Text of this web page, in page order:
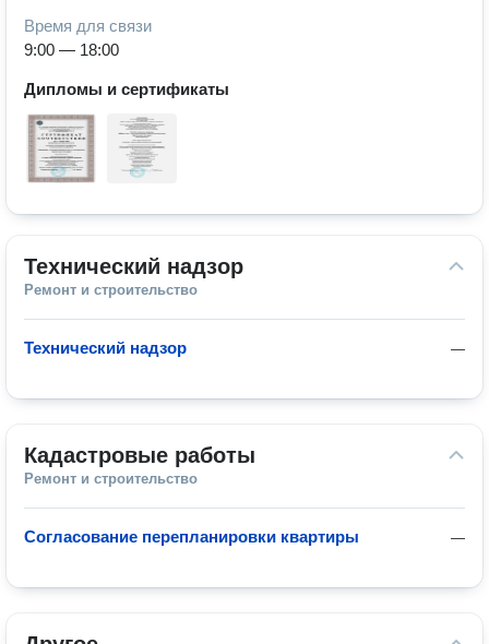
Время для связи
9:00 — 18:00
Дипломы и сертификаты
Технический надзор
Ремонт и строительство
—
Технический надзор
Кадастровые работы
Ремонт и строительство
—
Согласование перепланировки квартиры